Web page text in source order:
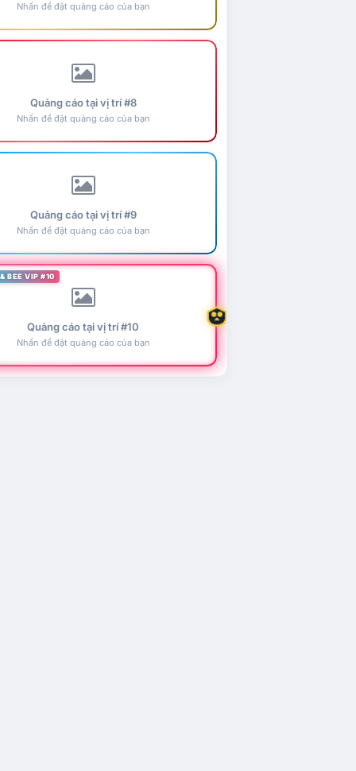
Nhấn để đặt quảng cáo của bạn
Quảng cáo tại vị trí #8
Nhấn để đặt quảng cáo của bạn
Quảng cáo tại vị trí #9
Nhấn để đặt quảng cáo của bạn
BEE VIP #10
Quảng cáo tại vị trí #10
Nhấn để đặt quảng cáo của bạn